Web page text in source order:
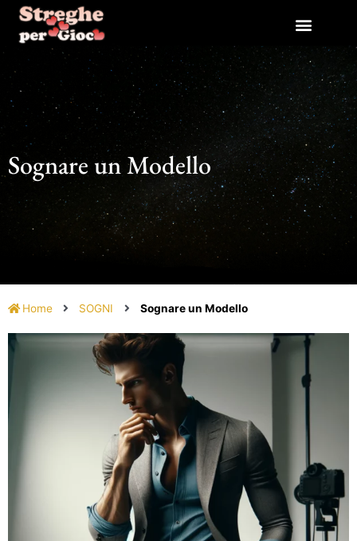
contenuto
Sognare un Modello
Home SOGNI Sognare un Modello